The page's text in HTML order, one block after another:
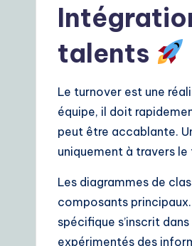
talents
Le turnover est une
équipe, il doit
peut être accablante.
uniquement à travers
Les diagrammes de
composants
spécifique s’inscrit
expérimentés des